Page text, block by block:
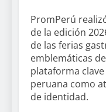
PromPerú
de la edición
de las ferias
emblemáticas
plataforma
peruana como
de identidad.